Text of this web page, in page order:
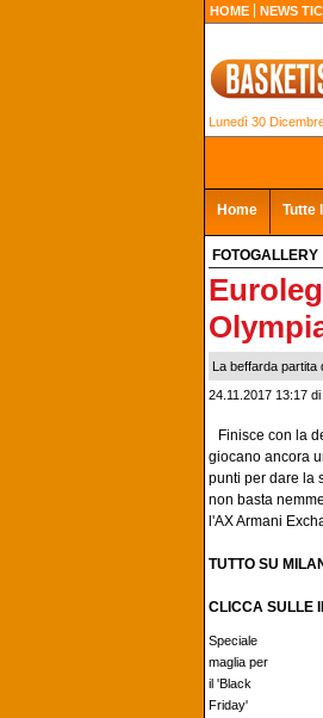
HOME NEWS
Lunedì 30
Home Tutte
FOTOGALLERY
La beffarda partita
24.11.2017 13:17 di
Finisce con la
giocano ancora
punti per dare la
non basta
l'AX Armani
TUTTO SU
CLICCA SULLE
Speciale
maglia per
il 'Black
Friday'